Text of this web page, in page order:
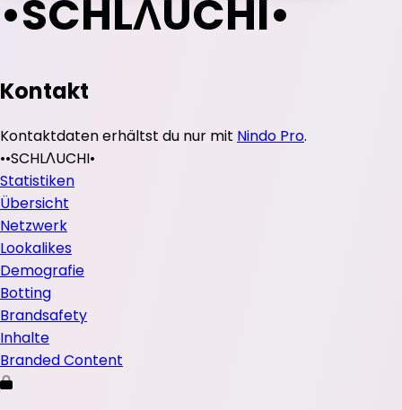
•SCHLΛUCHI•
Kontakt
Kontaktdaten erhältst du nur mit Nindo Pro.
••SCHLΛUCHI•
Statistiken
Übersicht
Netzwerk
Lookalikes
Demografie
Botting
Brandsafety
Inhalte
Branded Content